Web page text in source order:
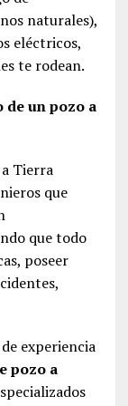
naturales),
eléctricos,
te rodean.
un pozo a
Tierra
que
que todo
poseer
experiencia
pozo a